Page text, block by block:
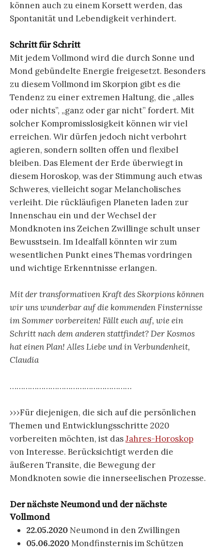
können auch zu einem Korsett werden, das
Spontanität und Lebendigkeit verhindert.
Schritt für Schritt
Mit jedem Vollmond wird die durch Sonne und
Mond gebündelte Energie freigesetzt. Besonders
zu diesem Vollmond im Skorpion gibt es die
Tendenz zu einer extremen Haltung, die „alles
oder nichts”, „ganz oder gar nicht” fordert. Mit
solcher Kompromisslosigkeit können wir viel
erreichen. Wir dürfen jedoch nicht verbohrt
agieren, sondern sollten offen und flexibel
bleiben. Das Element der Erde überwiegt in
diesem Horoskop, was der Stimmung auch etwas
Schweres, vielleicht sogar Melancholisches
verleiht. Die rückläufigen Planeten laden zur
Innenschau ein und der Wechsel der
Mondknoten ins Zeichen Zwillinge schult unser
Bewusstsein. Im Idealfall könnten wir zum
wesentlichen Punkt eines Themas vordringen
und wichtige Erkenntnisse erlangen.
Mit der transformativen Kraft des Skorpions können
wir uns wunderbar auf die kommenden Finsternisse
im Sommer vorbereiten! Fällt euch auf, wie ein
Schritt nach dem anderen stattfindet? Der Kosmos
hat einen Plan! Alles Liebe und in Verbundenheit,
Claudia
………………………………………………
›››Für diejenigen, die sich auf die persönlichen
Themen und Entwicklungs­schritte 2020
vorbereiten möchten, ist dasJahres-Horoskop
von Interesse. Berücksichtigt werden die
äußeren Transite, die Bewegung der
Mondknoten sowie die innerseelischen Prozesse.
Der nächste Neumond und der nächste
Vollmond
22.05.2020 Neumond in den Zwillingen
05.06.2020Mondfinsternis im Schützen